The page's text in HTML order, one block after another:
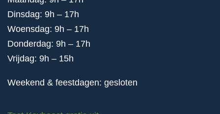
Dinsdag: 9h – 17h
Woensdag: 9h – 17h
Donderdag: 9h – 17h
Vrijdag: 9h – 15h
Weekend & feestdagen: gesloten